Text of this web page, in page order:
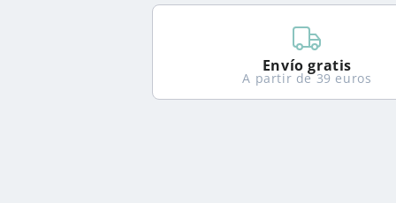
Envío gratis
A partir de 39 euros